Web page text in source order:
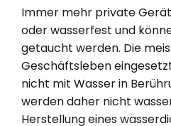
Immer mehr private
oder wasserfest und
getaucht werden. Die
Geschäftsleben
nicht mit Wasser in
werden daher nicht
Herstellung eines